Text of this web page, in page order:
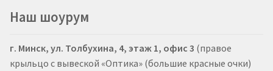
Наш шоурум
г. Минск, ул. Толбухина, 4, этаж 1, офис 3 (правое
крыльцо с вывеской «Оптика» (большие красные очки)